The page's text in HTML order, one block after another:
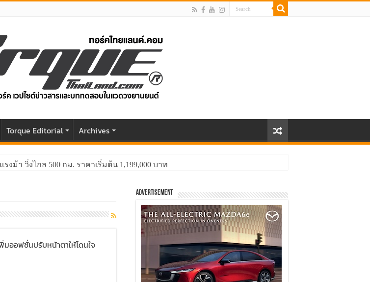
Torque Editorial Archives
รงม้า วิ่งไกล 500 กม. ราคาเริ่มต้น 1,199,000 บาท
มออฟชั่นปรับหน้าตาให้โดนใจ
Advertisement